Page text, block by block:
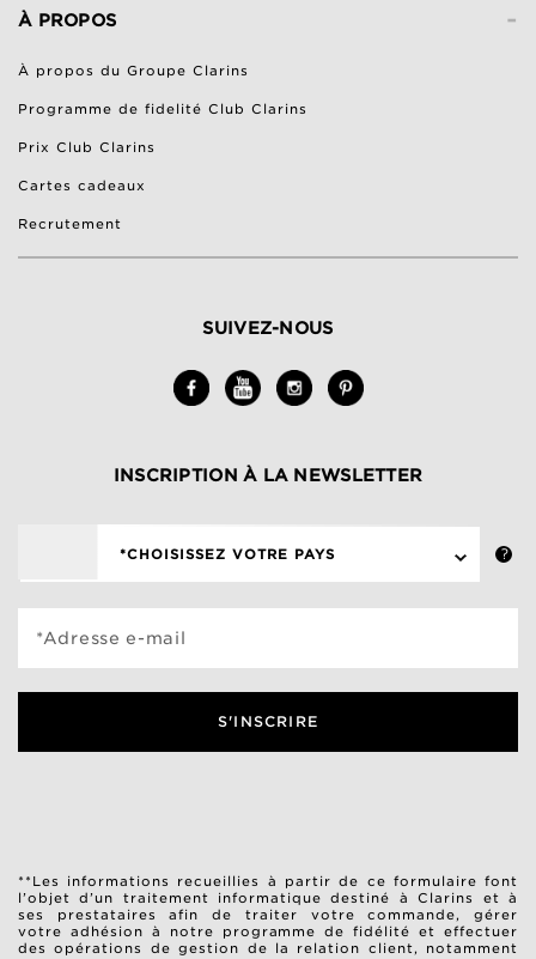
-
À PROPOS
À propos du Groupe Clarins
Programme de fidelité Club Clarins
Prix Club Clarins
Cartes cadeaux
Recrutement
SUIVEZ-NOUS
INSCRIPTION À LA NEWSLETTER
*CHOISISSEZ VOTRE PAYS
*Adresse e-mail
S'INSCRIRE
**Les informations recueillies à partir de ce formulaire font
l’objet d’un traitement informatique destiné à Clarins et à
ses prestataires afin de traiter votre commande, gérer
votre adhésion à notre programme de fidélité et effectuer
des opérations de gestion de la relation client, notamment